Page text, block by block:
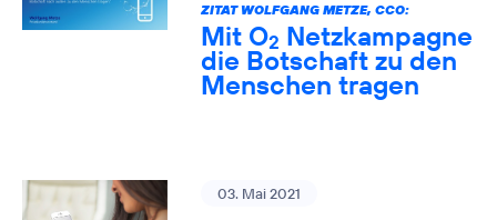
ZITAT WOLFGANG METZE, CCO:
Mit O2 Netzkampagne
die Botschaft zu den
Menschen tragen
03. Mai 2021